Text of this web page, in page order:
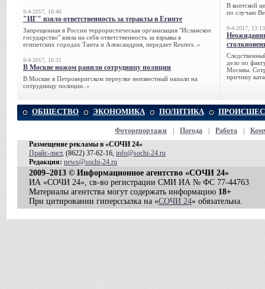
9-4-2017, 16:46
"ИГ" взяло ответственность за теракты в Египте
Запрещенная в России террористическая организация "Исламское
государство" взяла на себя ответственность за взрывы в
египетских городах Танта и Александрия, передает Reuters..»
9-4-2017, 16:31
В Москве ножом ранили сотрудницу полиции
В Москве в Петроверигском переулке неизвестный напали на
сотрудницу полиции..»
В коптской
по случаю
9-4-2017, 13:13
дело по
Москвы.
причину
ОБЩЕСТВО ЭКОНОМИКА ПОЛИТИКА
Фоторепортажи Погода Работа
Размещение рекламы в «СОЧИ 24»
Прайс-лист, (8622) 37-62-16, info@sochi-24.ru
Редакция: news@sochi-24.ru
2009–2013 © Информационное агентство «СОЧИ 24»
ИА «СОЧИ 24», св-во регистрации СМИ ИА № ФС 77-44763
Материалы агентства могут содержать информацию 18+
При цитировании гиперссылка на «СОЧИ 24» обязательна.